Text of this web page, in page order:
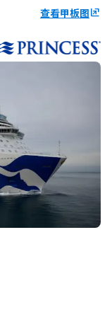
查看甲板图ungroup